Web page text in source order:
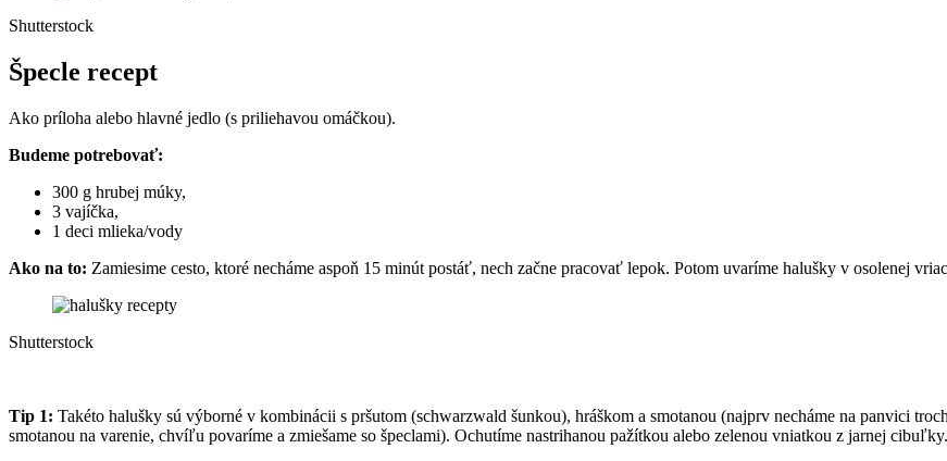
Shutterstock
Špecle recept
Ako príloha alebo hlavné jedlo (s priliehavou omáčkou).
Budeme potrebovať:
300 g hrubej múky,
3 vajíčka,
1 deci mlieka/vody
Ako na to: Zamiesime cesto, ktoré necháme aspoň 15 minút postáť, nech začne pracovať lepok. Potom uvaríme halušky v osolenej
Shutterstock
Tip 1: Takéto halušky sú výborné v kombinácii s pršutom (schwarzwald šunkou), hráškom a smotanou (najprv necháme na panvici
smotanou na varenie, chvíľu povaríme a zmiešame so špeclami). Ochutíme nastrihanou pažítkou alebo zelenou vniatkou z jarnej cibuľky.